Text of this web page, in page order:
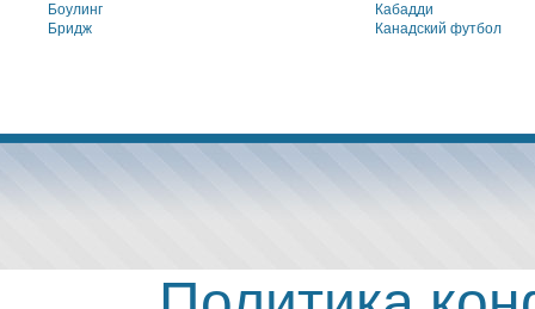
Боулинг
Бридж
Кабадди
Канадский футбол